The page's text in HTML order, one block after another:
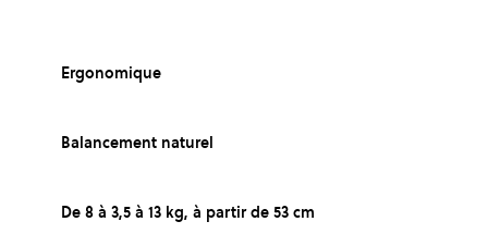
Ergonomique
Balancement naturel
De 8 à 3,5 à 13 kg, à partir de 53 cm